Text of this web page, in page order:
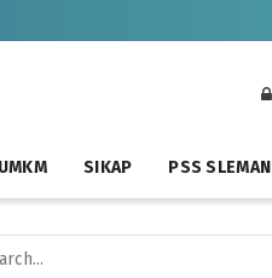
UMKM SIKAP PSS SLEMAN